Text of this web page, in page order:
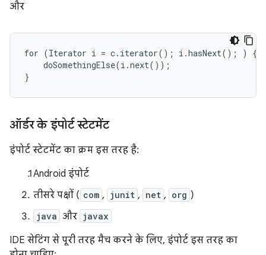
और
for (Iterator i = c.iterator(); i.hasNext(); ) {
    doSomethingElse(i.next());
}
ऑर्डर के इंपोर्ट स्टेटमेंट
इंपोर्ट स्टेटमेंट का क्रम इस तरह है:
Android इंपोर्ट
तीसरे पक्षों ( com , junit , net , org )
java और javax
IDE सेटिंग से पूरी तरह मैच करने के लिए, इंपोर्ट इस तरह का